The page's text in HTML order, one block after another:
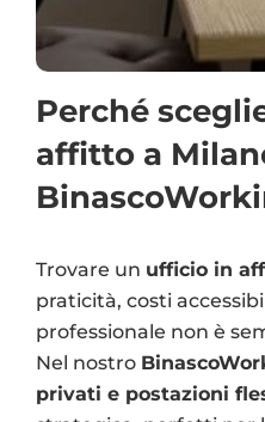
Perché
affitto a
Trovare un ufficio in
praticità, costi
professionale non è
Nel nostro
privati e postazioni